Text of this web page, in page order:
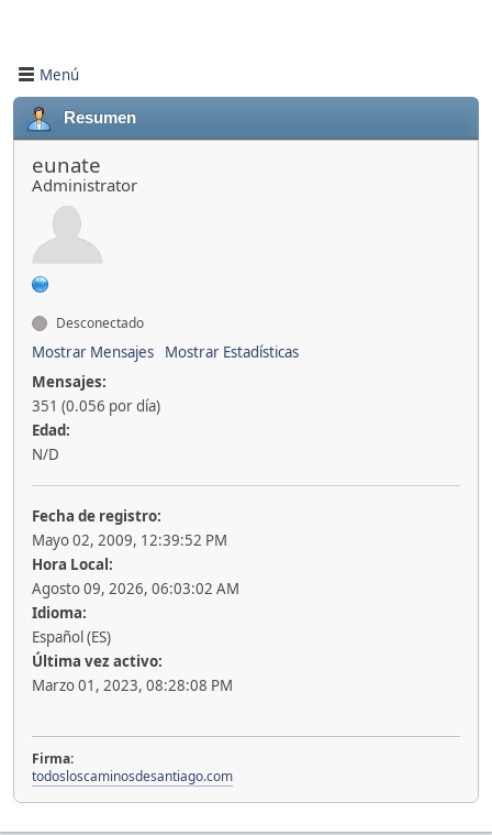
Menú
Resumen
eunate
Administrator
Desconectado
Mostrar Mensajes
Mostrar Estadísticas
Mensajes:
351 (0.056 por día)
Edad:
N/D
Fecha de registro:
Mayo 02, 2009, 12:39:52 PM
Hora Local:
Agosto 09, 2026, 06:03:02 AM
Idioma:
Español (ES)
Última vez activo:
Marzo 01, 2023, 08:28:08 PM
Firma:
todosloscaminosdesantiago.com